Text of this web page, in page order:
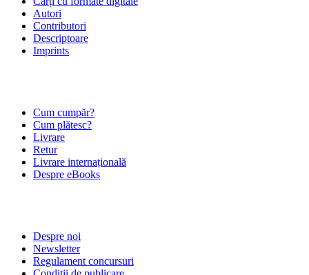
Autori
Contributori
Descriptoare
Imprints
Cum cumpăr?
Cum plătesc?
Livrare
Retur
Livrare internațională
Despre eBooks
Despre noi
Newsletter
Regulament concursuri